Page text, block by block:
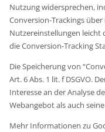
Nutzung widersprechen,
Conversion-Trackings
Nutzereinstellungen leicht
die Conversion-Tracking
Die Speicherung von
Art. 6 Abs. 1 lit. f DSGVO.
Interesse an der Analyse
Webangebot als auch
Mehr Informationen zu